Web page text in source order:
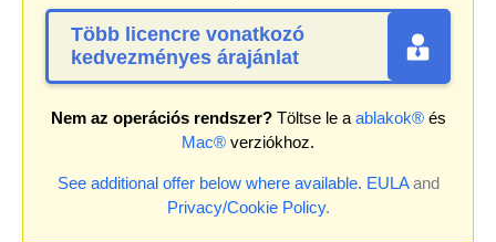
Több licencre vonatkozó
kedvezményes árajánlat
Nem az operációs rendszer?Töltse le a ablakok®és
Mac® verziókhoz.
See additional offer below where available. EULAand
Privacy/Cookie Policy.